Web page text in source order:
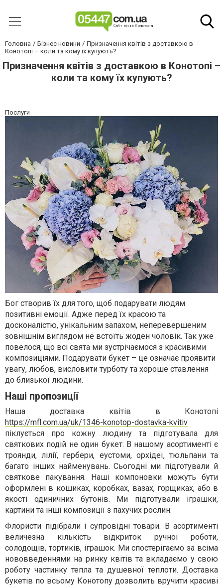
Головна Бізнес новини
Призначення квітів з доставкою в
Конотопі – коли та кому їх купують?
Призначення квітів з доставкою в Конотопі –
коли та кому їх купують?
Послуги
Бог створив їх для того, щоб подарувати людям
позитивні емоції. Адже перед їх красою та
досконалістю, унікальним запахом, неперевершеним
зовнішнім виглядом не встоїть жоден чоловік. Так уже
повелося, що всі свята ми зустрічаємося з красивими
композиціями. Подарувати букет – це означає проявити
увагу, любов, висловити турботу та хороше ставлення
до близької людини.
Наші пропозиції
Наша доставка квітів в Конотопі
https://mfl.com.ua/uk/1346-konotop-dostavka-kvitiv
піклується про кожну людину та підготувала для
святкових подій не один букет. В нашому асортименті є
троянди, лілії, гербери, еустоми, орхідеї, тюльпани та
багато інших найменувань. Сьогодні ми підготували й
святкове пакування. Наші компоновки можуть бути
оформлені в кошиках, коробках, вазах, горщиках, або в
якості одиничних бутонів. Ми підготували іграшки,
картини та інші композиції з пахучих рослин.
Флористи підібрали і супровідні товари. В асортименті
величезна кількість відкриток ручної роботи,
солодощів, тортиків, іграшок. Ми спостерігаємо за всіма
нововведеннями на ринку квітів та вкладаємо у свою
роботу частинку тепла та душевної теплоти. Доставка
букетів по всьому Конотопу дозволить вручити красиві